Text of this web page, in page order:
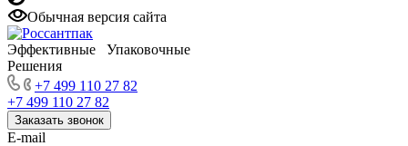
Обычная версия сайта
Эффективные Упаковочные
Решения
+7 499 110 27 82
+7 499 110 27 82
Заказать звонок
E-mail